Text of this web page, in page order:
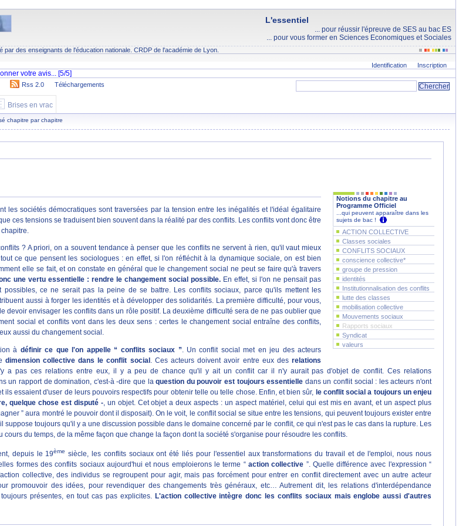
L'essentiel
... pour réussir l'épreuve de SES au bac ES
... pour vous former en Sciences Economiques et Sociales
par des enseignants de l'éducation nationale. CRDP de l'académie de Lyon.
Identification Inscription
Rss 2.0 Téléchargements
Brises en vrac
chapitre par chapitre
Notions du chapitre au
Programme Officiel
...qui peuvent apparaître dans les
sujets de bac !
ACTION COLLECTIVE
Classes sociales
CONFLITS SOCIAUX
conscience collective*
groupe de pression
identités
Institutionnalisation des conflits
lutte des classes
mobilisation collective
Mouvements sociaux
Rapports sociaux
Syndicat
valeurs
les sociétés démocratiques sont traversées par la tension entre les inégalités et l'idéal égalitaire
ces tensions se traduisent bien souvent dans la réalité par des conflits. Les conflits vont donc être
? A priori, on a souvent tendance à penser que les conflits ne servent à rien, qu'il vaut mieux
ce que pensent les sociologues : en effet, si l'on réfléchit à la dynamique sociale, on est bien
elle se fait, et on constate en général que le changement social ne peut se faire qu'à travers
une vertu essentielle : rendre le changement social possible.En effet, si l'on ne pensait pas
possibles, ce ne serait pas la peine de se battre. Les conflits sociaux, parce qu'ils mettent les
aussi à forger les identités et à développer des solidarités. La première difficulté, pour vous,
devoir envisager les conflits dans un rôle positif. La deuxième difficulté sera de ne pas oublier que
social et conflits vont dans les deux sens : certes le changement social entraîne des conflits,
aussi du changement social.
à définir ce que l'on appelle “ conflits sociaux ”. Un conflit social met en jeu des acteurs
dimension collective dans le conflit social . Ces acteurs doivent avoir entre eux desrelations
a pas ces relations entre eux, il y a peu de chance qu'il y ait un conflit car il n'y aurait pas d'objet de conflit. Ces relations
un rapport de domination, c'est-à -dire que laquestion du pouvoir est toujours essentielle dans un conflit social : les acteurs n'ont
ils essaient d'user de leurs pouvoirs respectifs pour obtenir telle ou telle chose. Enfin, et bien sûr,
le conflit social a toujours un enjeu
quelque chose est disputé -, un objet. Cet objet a deux aspects : un aspect matériel, celui qui est mis en avant, et un aspect plus
” aura montré le pouvoir dont il disposait). On le voit, le conflit social se situe entre les tensions, qui peuvent toujours exister entre
suppose toujours qu'il y a une discussion possible dans le domaine concerné par le conflit, ce qui n'est pas le cas dans la rupture. Les
cours du temps, de la même façon que change la façon dont la société s'organise pour résoudre les conflits.
depuis le 19ème siècle, les conflits sociaux ont été liés pour l'essentiel aux transformations du travail et de l'emploi, nous nous
formes des conflits sociaux aujourd'hui et nous emploierons le terme “ action collective ”. Quelle différence avec l'expression “
collective, des individus se regroupent pour agir, mais pas forcément pour entrer en conflit directement avec un autre acteur
promouvoir des idées, pour revendiquer des changements très généraux, etc… Autrement dit, les relations d'interdépendance
présentes, en tout cas pas explicites.
L'action collective intègre donc les conflits sociaux mais englobe aussi d'autres